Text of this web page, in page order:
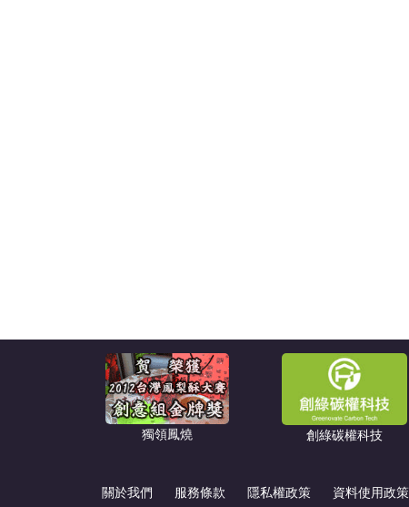
獨領鳳燒 創綠碳權科技
關於我們 服務條款 隱私權政策 資料使用政策